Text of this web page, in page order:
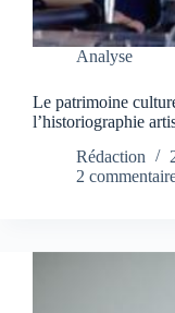
Analyse
Le patrimoine
l’historiographie
Rédaction
2